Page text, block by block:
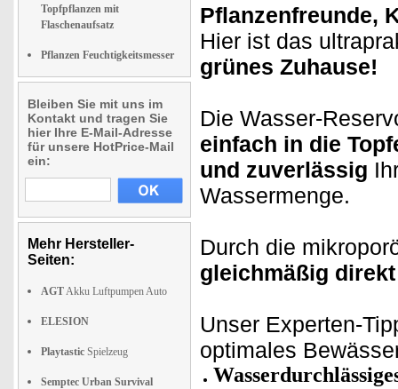
Topfpflanzen mit
Flaschenaufsatz
Pflanzen Feuchtigkeitsmesser
Bleiben Sie mit uns im
Kontakt und tragen Sie
hier Ihre E-Mail-Adresse
für unsere HotPrice-Mail
ein:
Mehr Hersteller-
Seiten:
AGTAkku Luftpumpen Auto
ELESION
Playtastic Spielzeug
Semptec Urban Survival
Pflanzenfreunde,
Hier ist das
grünes Zuhause!
Die Wasser-
einfach in die
und zuverlässig
Wassermenge.
Durch die
gleichmäßig
Unser Experten-
optimales